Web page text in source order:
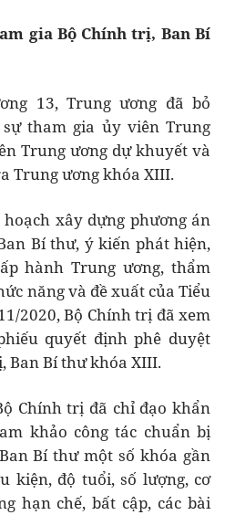
gia Bộ Chính trị, Ban Bí
13, Trung ương đã bỏ
tham gia ủy viên Trung
Trung ương dự khuyết và
Trung ương khóa XIII.
hoạch xây dựng phương án
Bí thư, ý kiến phát hiện,
hành Trung ương, thẩm
năng và đề xuất của Tiểu
2020, Bộ Chính trị đã xem
quyết định phê duyệt
Ban Bí thư khóa XIII.
Chính trị đã chỉ đạo khẩn
khảo công tác chuẩn bị
Bí thư một số khóa gần
kiện, độ tuổi, số lượng, cơ
hạn chế, bất cập, các bài